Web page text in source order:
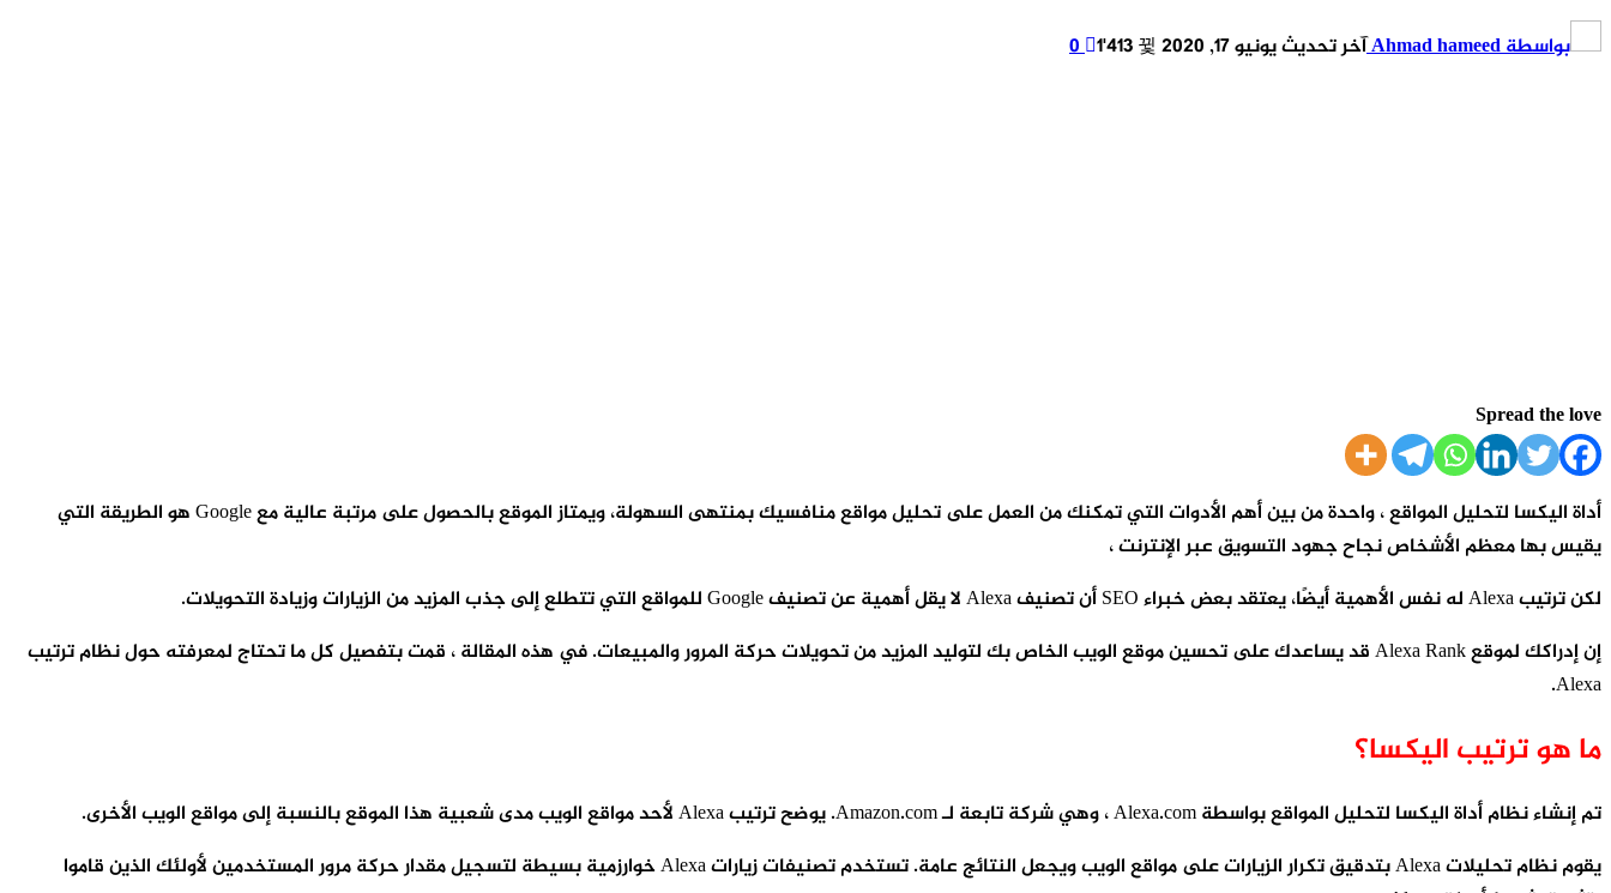
بواسطةAhmad hameedآخر تحديثيونيو 17, 2020 0
Spread the love
أداة اليكسا لتحليل المواقع ، واحدة من بين أهم الأدوات التي تمكنك من العمل على تحليل مواقع منافسيك بمنتهى السهولة، ويمتاز الموقع بالحصول على مرتبة عالية مع Google هو الطريقة التي
يقيس بها معظم الأشخاص نجاح جهود التسويق عبر الإنترنت ،
لكن ترتيب Alexa له نفس الأهمية أيضًا، يعتقد بعض خبراء SEO أن تصنيف Alexa لا يقل أهمية عن تصنيف Google للمواقع التي تتطلع إلى جذب المزيد من الزيارات وزيادة التحويلات.
إن إدراكك لموقع Alexa Rank قد يساعدك على تحسين موقع الويب الخاص بك لتوليد المزيد من تحويلات حركة المرور والمبيعات. في هذه المقالة ، قمت بتفصيل كل ما تحتاج لمعرفته حول نظام ترتيب
Alexa.
ما هو ترتيب اليكسا؟
تم إنشاء نظام أداة اليكسا لتحليل المواقع بواسطة Alexa.com ، وهي شركة تابعة لـ Amazon.com. يوضح ترتيب Alexa لأحد مواقع الويب مدى شعبية هذا الموقع بالنسبة إلى مواقع الويب الأخرى.
يقوم نظام تحليلات Alexa بتدقيق تكرار الزيارات على مواقع الويب ويجعل النتائج عامة. تستخدم تصنيفات زيارات Alexa خوارزمية بسيطة لتسجيل مقدار حركة مرور المستخدمين لأولئك الذين قاموا